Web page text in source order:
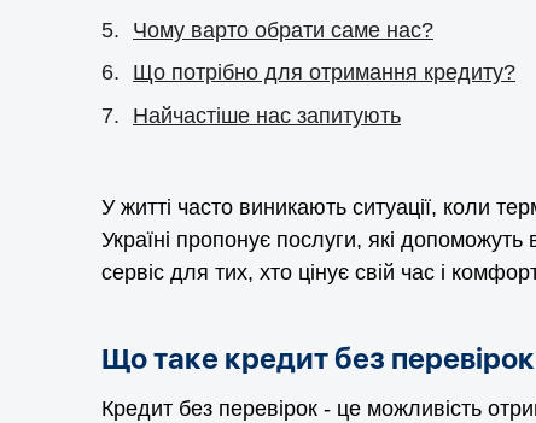
Чому варто обрати саме нас?
Що потрібно для отримання кредиту?
Найчастіше нас запитують
У житті часто виникають ситуації, коли
Україні пропонує послуги, які
сервіс для тих, хто цінує свій час і
Що таке кредит без перевірок
Кредит без перевірок - це можливість